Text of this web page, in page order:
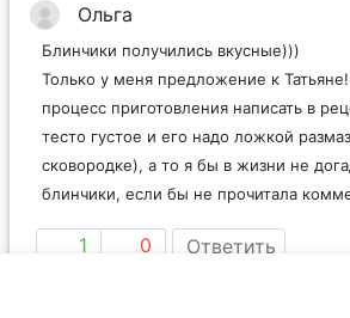
Ольга
Блинчики получились вкусные)))
Только у меня предложение к
процесс приготовления написать в
тесто густое и его надо ложкой
сковородке), а то я бы в жизни не
блинчики, если бы не прочитала
1 0 Ответить